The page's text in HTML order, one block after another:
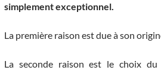
simplement exceptionnel.
La première raison est due à son
La seconde raison est le choix du